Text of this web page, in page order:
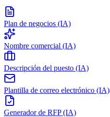
Plan de negocios (IA)
Nombre comercial (IA)
Descripción del puesto (IA)
Plantilla de correo electrónico (IA)
Generador de RFP (IA)